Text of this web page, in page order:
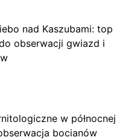
nad Kaszubami: top
obserwacji gwiazd i
w północnej
bocianów